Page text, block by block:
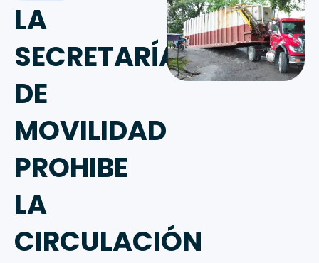
LA
SECRETARÍA
DE
MOVILIDAD
PROHIBE
LA
CIRCULACIÓN